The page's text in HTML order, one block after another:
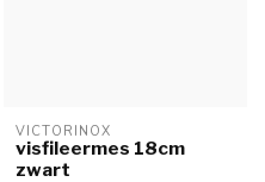
VICTORINOX
visfileermes 18cm
zwart